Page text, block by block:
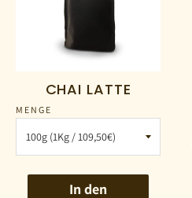
CHAI LATTE
MENGE
In den